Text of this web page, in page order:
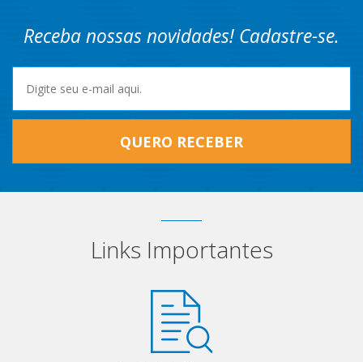
Receba nossas novidades! Cadastre-se.
QUERO RECEBER
Links Importantes